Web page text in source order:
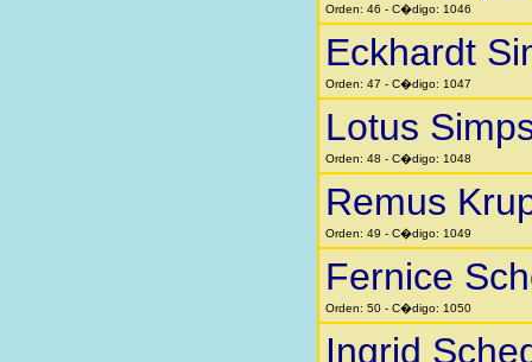
Orden: 46 - C�digo: 1046
Eckhardt
Orden: 47 - C�digo: 1047
Lotus
Orden: 48 - C�digo: 1048
Remus
Orden: 49 - C�digo: 1049
Fernice
Orden: 50 - C�digo: 1050
Ingrid